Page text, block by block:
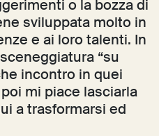
o la bozza di
sviluppata molto in
e ai loro talenti. In
“su
incontro in quei
mi piace lasciarla
a trasformarsi ed